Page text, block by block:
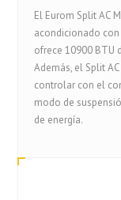
El Eurom Split AC
acondicionado
ofrece 10900 BTU
Además, el Split
controlar con el
modo de
de energía.